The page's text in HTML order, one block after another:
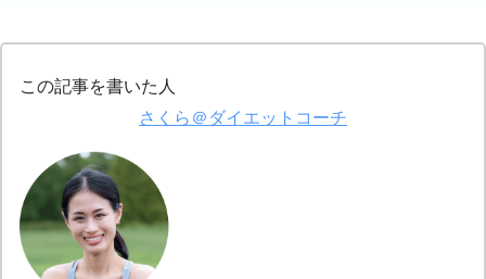
この記事を書いた人
さくら＠ダイエットコーチ